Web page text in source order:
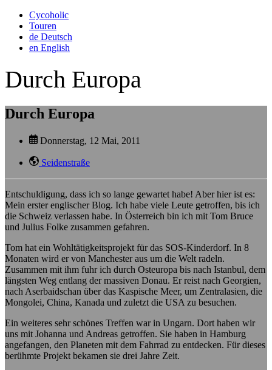
Cycoholic
Touren
de Deutsch
en English
Durch Europa
Durch Europa
Donnerstag, 12 Mai, 2011
Seidenstraße
Entschuldigung, dass ich so lange gewartet habe! Aber hier ist es:
Mein erster englischer Blog. Ich habe viele Leute getroffen, bis ich
die Schweiz verlassen habe. In Österreich bin ich mit Tom Bruce
und Julius Folke zusammen gefahren.
Tom hat ein Wohltätigkeitsprojekt für das SOS-Kinderdorf. In 8
Monaten wird er von Manchester aus um die Welt radeln.
Zusammen mit ihm fuhr ich durch Osteuropa bis nach Istanbul, dem
längsten Weg entlang der massiven Donau. Er reist nach Georgien,
nach Aserbaidschan über das Kaspische Meer, um Zentralasien, die
Mongolei, China, Kanada und zuletzt die USA zu besuchen.
Ein weiteres sehr schönes Treffen war in Ungarn. Dort haben wir
uns mit Johanna und Andreas getroffen. Sie haben in Hamburg
angefangen, den Planeten mit dem Fahrrad zu entdecken. Für dieses
berühmte Projekt bekamen sie drei Jahre Zeit.